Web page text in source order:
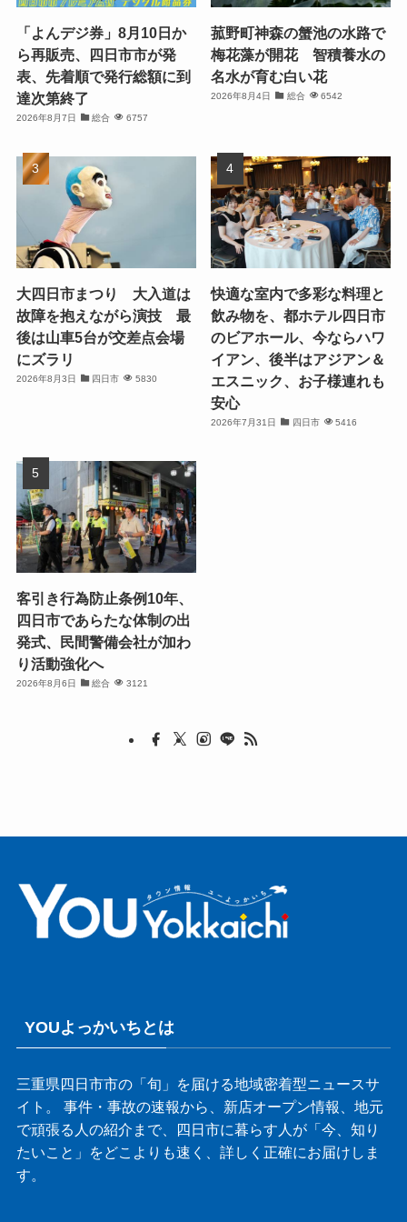
「よんデジ券」8月10日か
ら再販売、四日市市が発
表、先着順で発行総額に到
達次第終了
2026年8月7日 総合 6757
菰野町神森の蟹池の水路で
梅花藻が開花 智積養水の
名水が育む白い花
2026年8月4日 総合 6542
大四日市まつり 大入道は
故障を抱えながら演技 最
後は山車5台が交差点会場
にズラリ
2026年8月3日 四日市 5830
快適な室内で多彩な料理と
飲み物を、都ホテル四日市
のビアホール、今ならハワ
イアン、後半はアジアン＆
エスニック、お子様連れも
安心
2026年7月31日 四日市 5416
客引き行為防止条例10年、
四日市であらたな体制の出
発式、民間警備会社が加わ
り活動強化へ
2026年8月6日 総合 3121
YOUよっかいちとは
三重県四日市市の「旬」を届ける地域密着型ニュースサ
イト。 事件・事故の速報から、新店オープン情報、地元
で頑張る人の紹介まで、四日市に暮らす人が「今、知り
たいこと」をどこよりも速く、詳しく正確にお届けしま
す。